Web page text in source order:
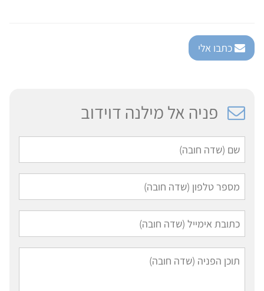
כתבו אלי
פניה אל מילנה דוידוב